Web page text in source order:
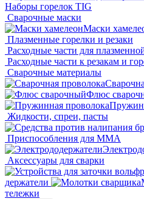
Наборы горелок TIG
Сварочные маски
Маски
Плазменные горелки и резаки
Расходные части для
Расходные части к резакам и
Сварочные материалы
Флюс
Жидкости, спреи, пасты
Приспособления для ММА
Аксессуары для сварки
держатели
тележки